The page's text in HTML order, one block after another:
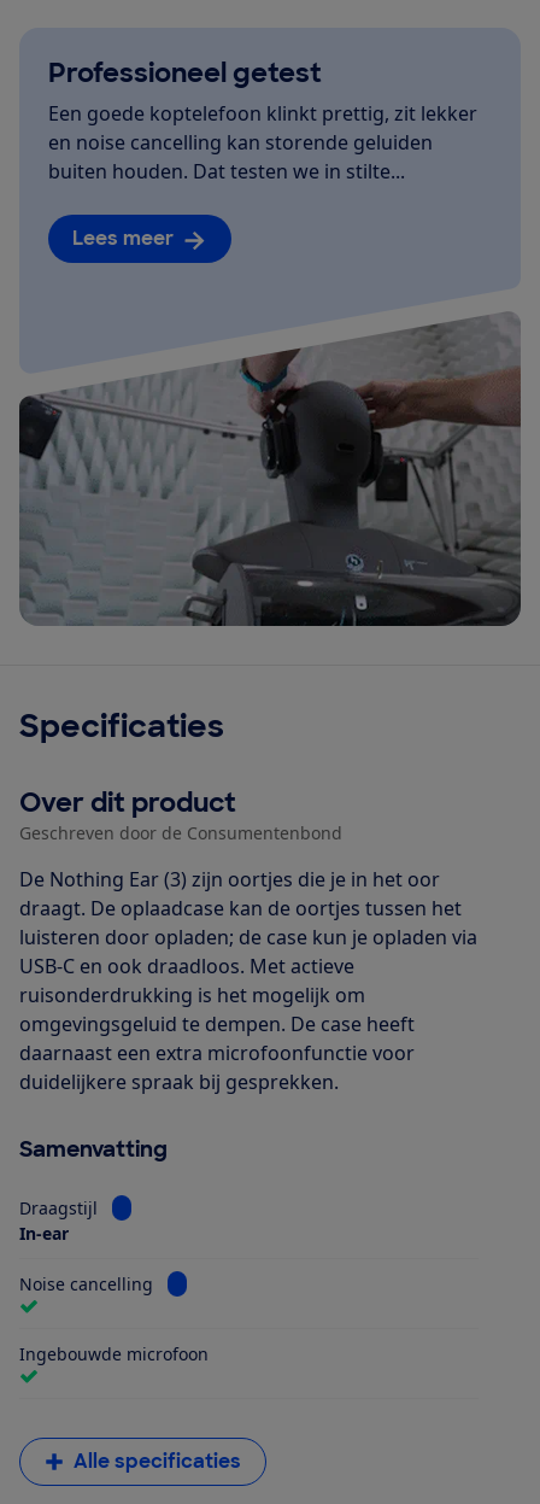
Professioneel getest
Een goede koptelefoon klinkt prettig, zit lekker
en noise cancelling kan storende geluiden
buiten houden. Dat testen we in stilte...
Lees meer
Specificaties
Over dit product
Geschreven door de Consumentenbond
De Nothing Ear (3) zijn oortjes die je in het oor
draagt. De oplaadcase kan de oortjes tussen het
luisteren door opladen; de case kun je opladen via
USB-C en ook draadloos. Met actieve
ruisonderdrukking is het mogelijk om
omgevingsgeluid te dempen. De case heeft
daarnaast een extra microfoonfunctie voor
duidelijkere spraak bij gesprekken.
Samenvatting
Draagstijl
Bekijk informatie voor Draagstijl
In-ear
Noise cancelling Bekijk informatie voor Noise cancelling
Ingebouwde microfoon
Alle specificaties